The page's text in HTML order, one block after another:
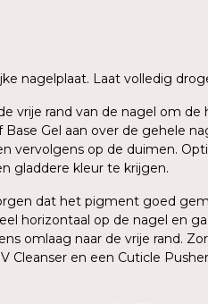
nagelplaat. Laat volledig
vrije rand van de nagel om
Gel aan over de gehele
vervolgens op de duimen.
gladdere kleur te krijgen.
dat het pigment goed
horizontaal op de nagel en
omlaag naar de vrije rand.
en een Cuticle